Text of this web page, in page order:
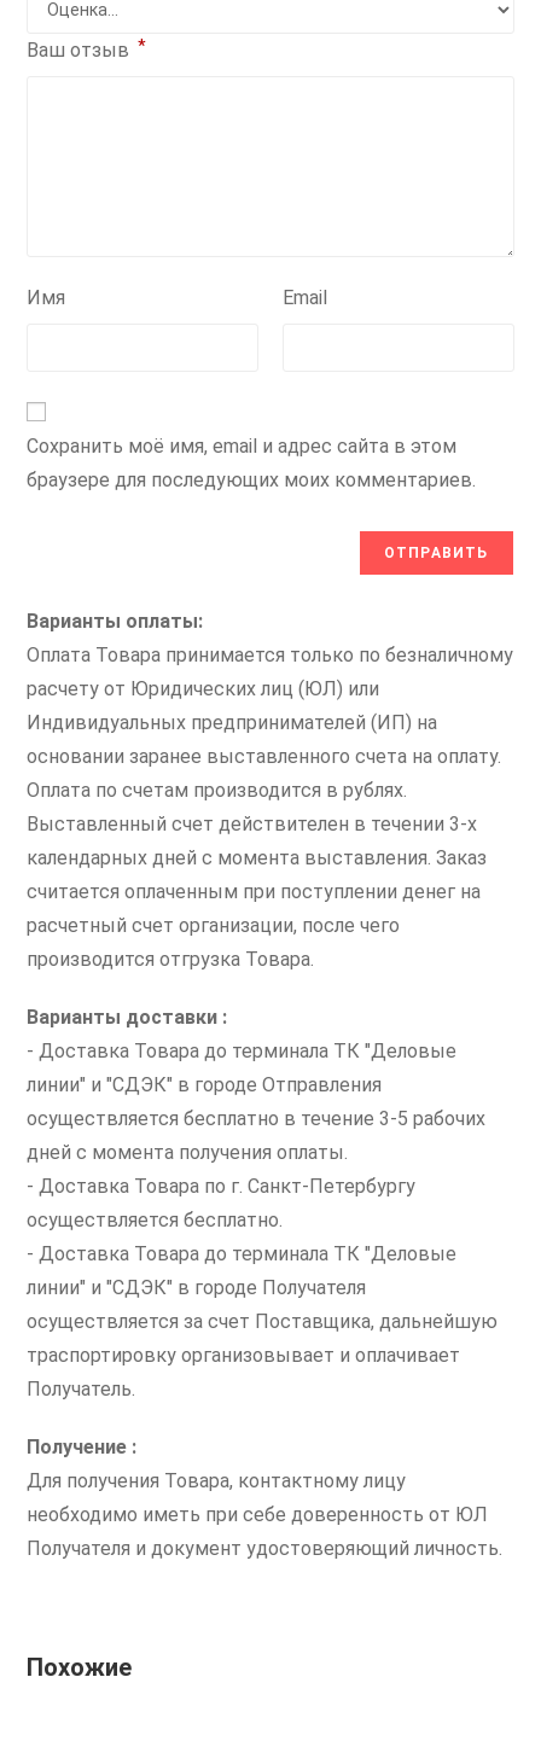
Ваш отзыв *
Имя Email
Сохранить моё имя, email и адрес сайта в этом
браузере для последующих моих комментариев.
Варианты оплаты:
Оплата Товара принимается только по безналичному
расчету от Юридических лиц (ЮЛ) или
Индивидуальных предпринимателей (ИП) на
основании заранее выставленного счета на оплату.
Оплата по счетам производится в рублях.
Выставленный счет действителен в течении 3-х
календарных дней с момента выставления. Заказ
считается оплаченным при поступлении денег на
расчетный счет организации, после чего
производится отгрузка Товара.
Варианты доставки :
- Доставка Товара до терминала ТК "Деловые
линии" и "СДЭК" в городе Отправления
осуществляется бесплатно в течение 3-5 рабочих
дней с момента получения оплаты.
- Доставка Товара по г. Санкт-Петербургу
осуществляется бесплатно.
- Доставка Товара до терминала ТК "Деловые
линии" и "СДЭК" в городе Получателя
осуществляется за счет Поставщика, дальнейшую
траспортировку организовывает и оплачивает
Получатель.
Получение :
Для получения Товара, контактному лицу
необходимо иметь при себе доверенность от ЮЛ
Получателя и документ удостоверяющий личность.
Похожие